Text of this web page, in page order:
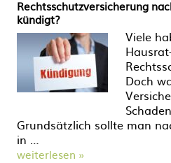
Rechtsschutzversicherung
kündigt?
Viele
Doch
Grundsätzlich sollte man
in …
weiterlesen »